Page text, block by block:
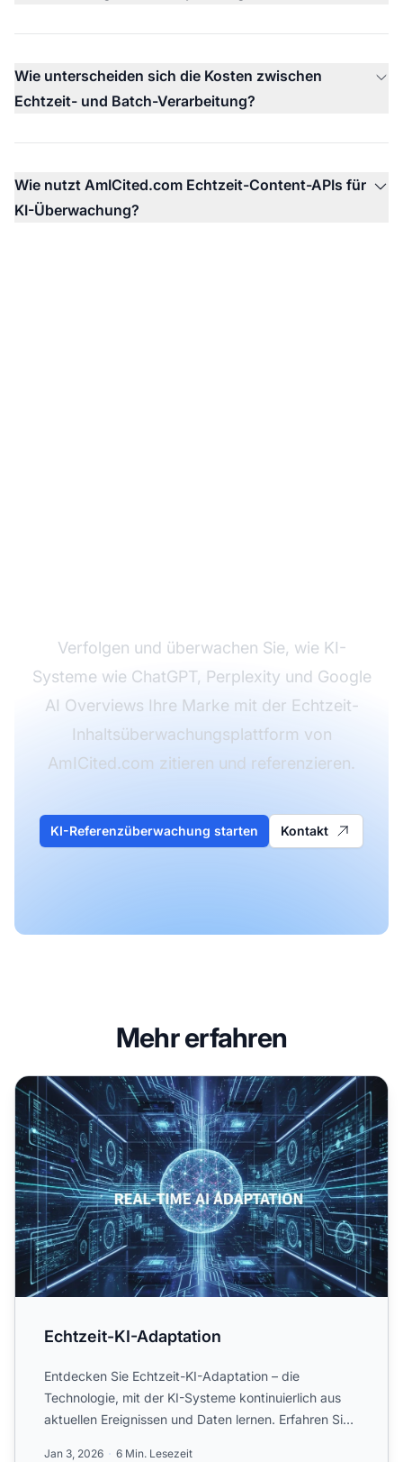
Wie unterscheiden sich die Kosten zwischen
Echtzeit- und Batch-Verarbeitung?
Wie nutzt AmICited.com Echtzeit-Content-APIs für
KI-Überwachung?
Verfolgen und überwachen Sie, wie KI-
Systeme wie ChatGPT, Perplexity und Google
AI Overviews Ihre Marke mit der Echtzeit-
Inhaltsüberwachungsplattform von
AmICited.com zitieren und referenzieren.
KI-Referenzüberwachung starten Kontakt
Mehr erfahren
Echtzeit-KI-Adaptation
Echtzeit-KI-Adaptation
Entdecken Sie Echtzeit-KI-Adaptation – die
Technologie, mit der KI-Systeme kontinuierlich aus
aktuellen Ereignissen und Daten lernen. Erfahren Sie,
Jan 3, 2026 6 Min. Lesezeit